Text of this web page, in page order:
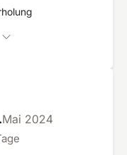
ist hier auf
ist eine
das personal als
liebevolle Art die
100% zurück.
Mai 2024